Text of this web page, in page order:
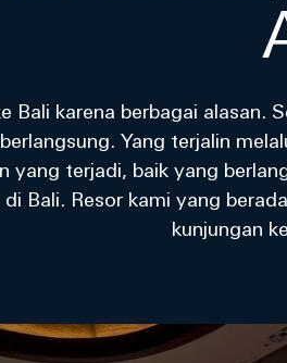
Bali karena berbagai alasan.
Yang terjalin
yang terjadi, baik yang
Bali. Resor kami yang
kunjungan